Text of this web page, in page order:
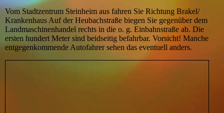
Vom Stadtzentrum Steinheim aus fahren Sie Richtung Brakel/
Krankenhaus Auf der Heubachstraße biegen Sie gegenüber dem
Landmaschinenhandel rechts in die o. g. Einbahnstraße ab. Die
ersten hundert Meter sind beidseitig befahrbar. Vorsicht! Manche
entgegenkommende Autofahrer sehen das eventuell anders.